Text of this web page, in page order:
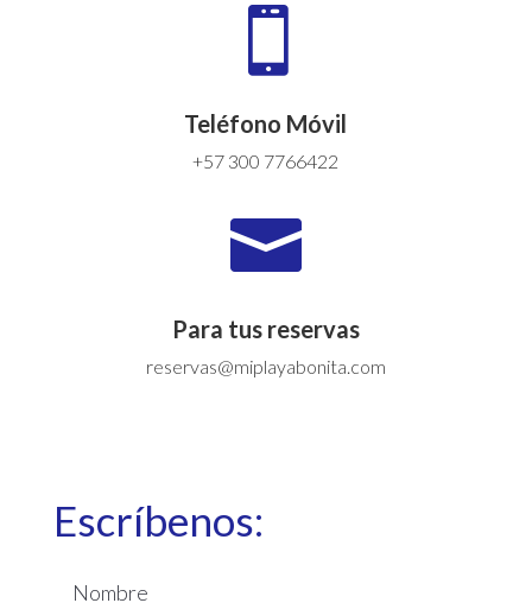

Teléfono Móvil
+57 300 7766422

Para tus reservas
reservas@miplayabonita.com
Escríbenos: